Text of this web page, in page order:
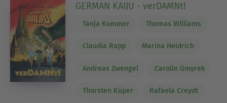
GERMAN KAIJU - verDAMNt!
Tanja Kummer Thomas Williams
Claudia Rapp Marina Heidrich
Andreas Zwengel Carolin Gmyrek
Thorsten Küper Rafaela Creydt